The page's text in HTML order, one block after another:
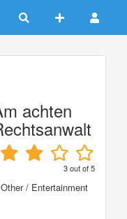
achten
3out of5
Other / Entertainment